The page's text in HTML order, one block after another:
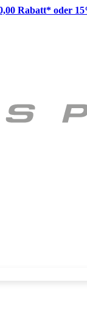
Rabatt* oder